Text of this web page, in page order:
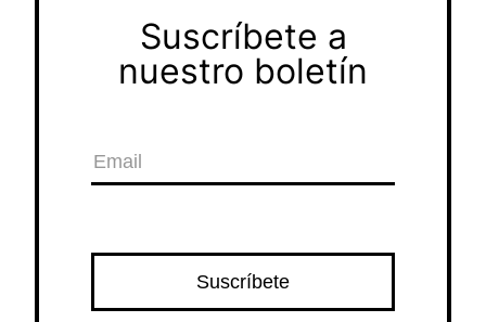
Suscríbete a
nuestro boletín